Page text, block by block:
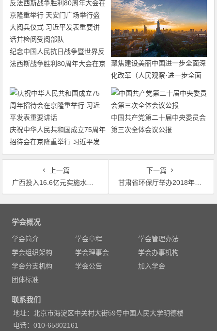
纪念中国人民抗日战争暨世界反
法西斯战争胜利80周年大会在京
阅兵仪式 习近平发表重要讲话
聚焦建设美丽中国进一步全面深
化改革（人民观察·进一步全面
深化改革的“七个聚焦”）
庆祝中华人民共和国成立75周年
招待会在京隆重举行 习近平发
表重要讲话
中国共产党第二十届中央委员会
第三次全体会议公报
上一篇
广西投入16.6亿元实施水生态治理 建设山水林田湖草生命共同体
下一篇
甘肃省环保厅举办2018年甘肃省国家重点生态功能区县域生态环境质量考核工作培训班
文
学会概况
学会简介 学会章程
学会管理办法
学会组织架构
学会理事会
学会办事机构
学会分支机构
学会公告
加入学会
团体标准
联系我们
地址：北京市海淀区中关村大街59号中国人民大学明德楼
电话：010-65802161